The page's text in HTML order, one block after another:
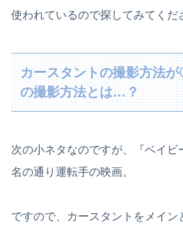
使われているので探してみてくだ
カースタントの撮影方法
の撮影方法とは…？
次の小ネタなのですが、『ベイ
名の通り運転手の映画。
ですので、カースタントをメイン